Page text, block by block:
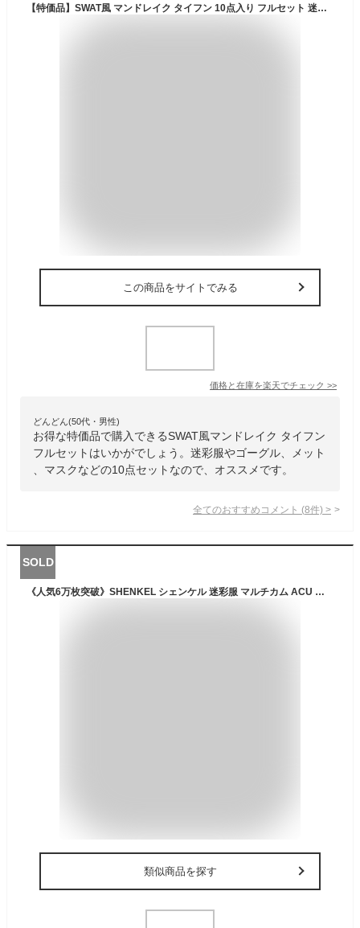
【特価品】SWAT風 マンドレイク タイフン 10点入り フルセット 迷彩服 上下セット ベスト ゴーグル メット マスク ベルト ポーチ 帽子 コスプレ ハロウィン サバイバルゲーム サバゲー 装備 服 服装 スワット swat 特殊部隊 警察 大きいサイズ サバゲーセット
この商品をサイトでみる
価格と在庫を楽天でチェック >>
どんどん(50代・男性)
お得な特価品で購入できるSWAT風マンドレイク タイフン
フルセットはいかがでしょう。迷彩服やゴーグル、メット
、マスクなどの10点セットなので、オススメです。
全てのおすすめコメント (8件) >
SOLD
《人気6万枚突破》SHENKEL シェンケル 迷彩服 マルチカム ACU 上下 セット 帽子 BDU ブーニーハット パトロールキャップ ベースボールキャップ サバゲー メンズ レディース 服 服装 アメリカ軍 米軍 コスプレ 上下セット 装備
類似商品を探す